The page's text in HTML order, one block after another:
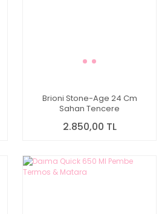
Brioni Stone-Age 24 Cm
Sahan Tencere
2.850,00 TL